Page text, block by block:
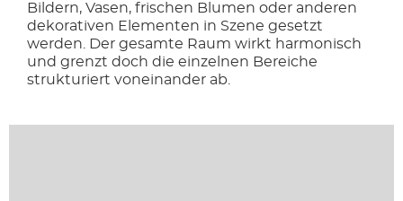
Bildern, Vasen, frischen Blumen oder anderen
dekorativen Elementen in Szene gesetzt
werden. Der gesamte Raum wirkt harmonisch
und grenzt doch die einzelnen Bereiche
strukturiert voneinander ab.